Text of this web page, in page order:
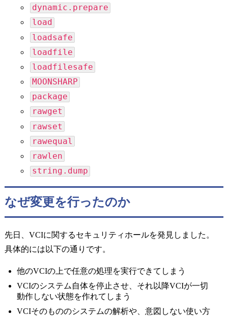
dynamic.prepare
load
loadsafe
loadfile
loadfilesafe
MOONSHARP
package
rawget
rawset
rawequal
rawlen
string.dump
なぜ変更を行ったのか
先日、VCIに関するセキュリティホールを発見しました。
具体的には以下の通りです。
他のVCIの上で任意の処理を実行できてしまう
VCIのシステム自体を停止させ、それ以降VCIが一切
動作しない状態を作れてしまう
VCIそのもののシステムの解析や、意図しない使い方